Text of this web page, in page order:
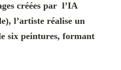
créées par l’IA
l’artiste réalise un
six peintures, formant